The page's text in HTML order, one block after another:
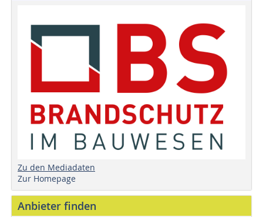
Zu den Mediadaten
Zur Homepage
Anbieter finden